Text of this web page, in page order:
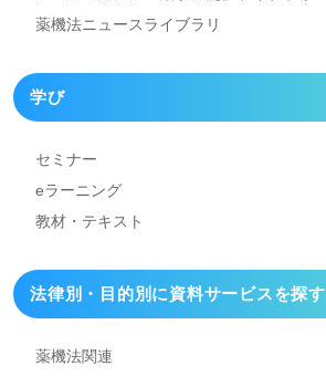
薬機法ニュースライブラリ
学び
セミナー
eラーニング
教材・テキスト
法律別・目的別に資料サービスを探す
薬機法関連